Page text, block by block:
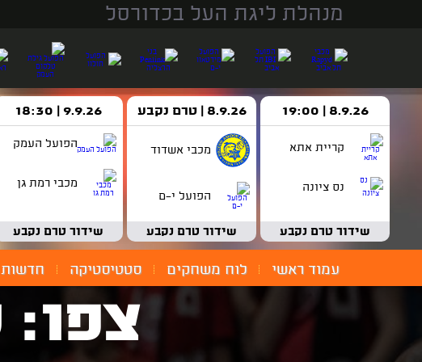
מנהלת ליגת העל בכדורסל
8.9.26 | 19:00
קריית אתא
נס ציונה
שידור טרם נקבע
8.9.26 | טרם נקבע
מכבי אשדוד
הפועל י-ם
שידור טרם נקבע
9.9.26 | 18:30
הפועל העמק
מכבי רמת גן
שידור טרם נקבע
עמוד ראשי לוח משחקים סטטיסטיקה חדשות